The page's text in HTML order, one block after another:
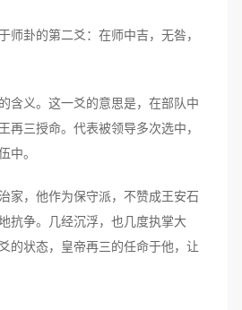
师卦的第二爻：在师中吉，无咎，
含义。这一爻的意思是，在部队中
再三授命。代表被领导多次选中，
中。
家，他作为保守派，不赞成王安石
抗争。几经沉浮，也几度执掌大
的状态，皇帝再三的任命于他，让